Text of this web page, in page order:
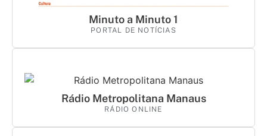
Minuto a Minuto 1
PORTAL DE NOTÍCIAS
Rádio Metropolitana Manaus
RÁDIO ONLINE